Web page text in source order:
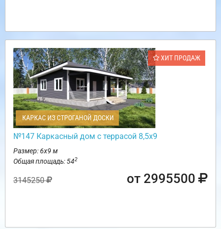
ХИТ ПРОДАЖ
КАРКАС ИЗ СТРОГАНОЙ ДОСКИ
№147 Каркасный дом с террасой 8,5х9
Размер: 6х9 м
Общая площадь: 542
3145250 от 2995500